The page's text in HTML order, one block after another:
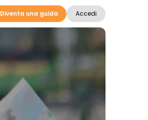
Diventa una guida Accedi